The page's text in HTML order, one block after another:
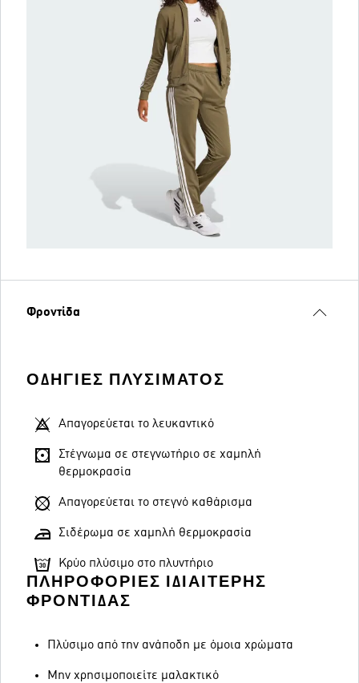
Φροντίδα
ΟΔΗΓΊΕΣ ΠΛΥΣΊΜΑΤΟΣ
Απαγορεύεται το λευκαντικό
Στέγνωμα σε στεγνωτήριο σε χαμηλή
θερμοκρασία
Απαγορεύεται το στεγνό καθάρισμα
Σιδέρωμα σε χαμηλή θερμοκρασία
Κρύο πλύσιμο στο πλυντήριο
ΠΛΗΡΟΦΟΡΊΕΣ ΙΔΙΑΊΤΕΡΗΣ
ΦΡΟΝΤΊΔΑΣ
Πλύσιμο από την ανάποδη με όμοια χρώματα
Μην χρησιμοποιείτε μαλακτικό